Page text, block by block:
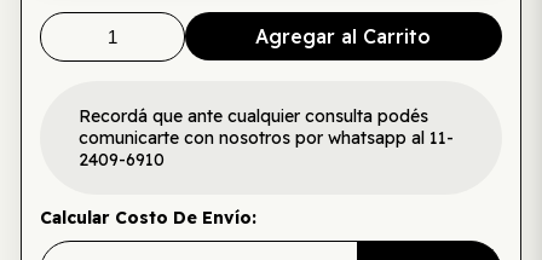
Agregar al Carrito
Recordá que ante cualquier consulta podés
comunicarte con nosotros por whatsapp al 11-
2409-6910
Calcular Costo De Envío: